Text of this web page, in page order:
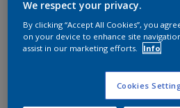
We respect your privacy.
By clicking “Accept All Cookies”, you
on your device to enhance site
assist in our marketing efforts.
Info
Cookies